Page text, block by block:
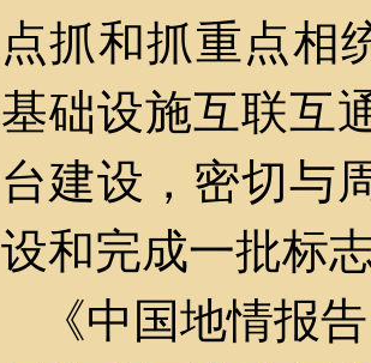
点抓和抓重点相
基础设施互联互
台建设，密切与
设和完成一批标
《中国地情报